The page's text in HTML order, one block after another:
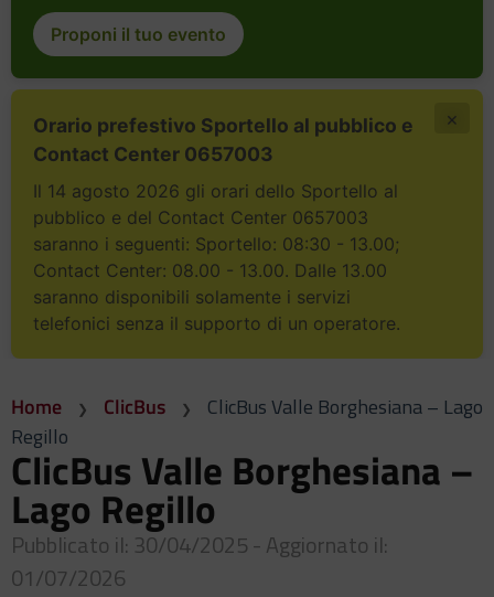
Proponi il tuo evento
Orario prefestivo Sportello al pubblico e
Contact Center 0657003
Il 14 agosto 2026 gli orari dello Sportello al
pubblico e del Contact Center 0657003
saranno i seguenti: Sportello: 08:30 - 13.00;
Contact Center: 08.00 - 13.00. Dalle 13.00
saranno disponibili solamente i servizi
telefonici senza il supporto di un operatore.
×
Home ClicBus
ClicBus Valle Borghesiana – Lago
Regillo
ClicBus Valle Borghesiana –
Lago Regillo
Pubblicato il: 30/04/2025 - Aggiornato il:
01/07/2026